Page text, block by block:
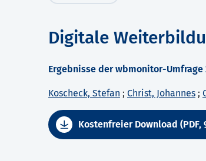
Digitale
Ergebnisse der wbmonitor-Umfrage
Koscheck, Stefan ; Christ, Johannes ;
Kostenfreier Download (PDF,